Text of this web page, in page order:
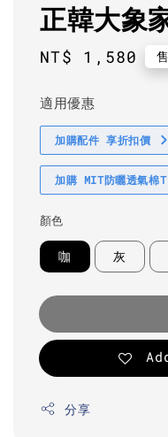
正韓大象
Regular
NT$ 1,580
適用優惠
加購配件 享折扣價
加購 MIT防曬透氣棉
顏色
咖 灰
分享